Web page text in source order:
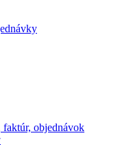
objednávok